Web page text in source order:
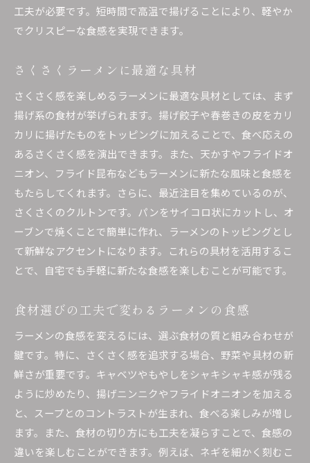
工夫が必要です。短時間で高温で揚げることにより、軽やか
でクリスピーな食感を実現できます。
さくさくラーメンに最適な具材
さくさく感を楽しめるラーメンに最適な具材としては、まず
揚げ系の食材が挙げられます。揚げ餃子や春巻きの皮をカリ
カリに揚げたものをトッピングに加えることで、食べ応えの
あるさくさく感を演出できます。また、天かすやフライドオ
ニオン、フライド昆布などもラーメンに新たな風味と食感を
もたらしてくれます。さらに、最近注目を集めているのが、
さくさくのクルトンです。パンをサイコロ状にカットし、オ
ーブンで焼くことで簡単に作れ、ラーメンのトッピングとし
て新鮮なアクセントになります。これらの具材を活用するこ
とで、自宅でも手軽に新たな食感を楽しむことが可能です。
食材選びの工夫で変わるラーメンの食感
ラーメンの食感を変えるには、選ぶ食材の質と組み合わせが
鍵です。特に、さくさく感を追求する場合、野菜や具材の新
鮮さが重要です。キャベツやもやしをシャキシャキ感が残る
ように炒めたり、揚げニンニクやフライドオニオンを加える
と、スープとのコントラストが生まれ、食べる楽しみが増し
ます。また、食材の切り方にも工夫を凝らすことで、食感の
違いを楽しむことができます。例えば、ネギを細かく刻むこ